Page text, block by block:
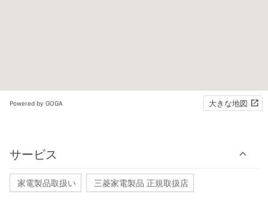
Powered by GOGA 大きな地図
サービス
家電製品取扱い 三菱家電製品 正規取扱店